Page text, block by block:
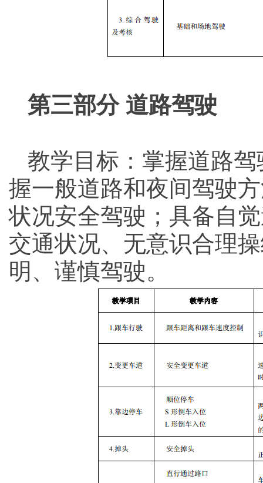
第三部分 道路驾驶
教学目标：掌握道路
握一般道路和夜间驾驶
状况安全驾驶；具备自
交通状况、无意识合理
明、谨慎驾驶。